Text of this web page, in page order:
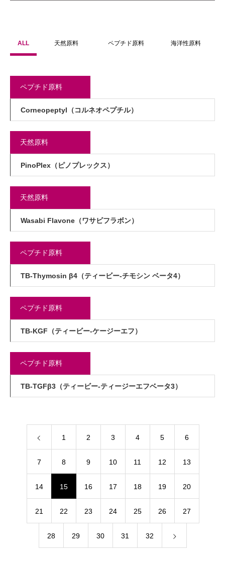
ALL 天然原料 ペプチド原料 海洋性原料
Corneopeptyl（コルネオペプチル）
ペプチド原料
PinoPlex（ピノプレックス）
天然原料
Wasabi Flavone（ワサビフラボン）
天然原料
TB-Thymosin β4（ティービー-チモシン ベータ4）
ペプチド原料
TB-KGF（ティービー-ケージーエフ）
ペプチド原料
TB-TGFβ3（ティービー-ティージーエフベータ3）
ペプチド原料
1 2 3 4 5 6
7 8 9 10 11 12 13
14 15 16 17 18 19 20
21 22 23 24 25 26 27
28 29 30 31 32